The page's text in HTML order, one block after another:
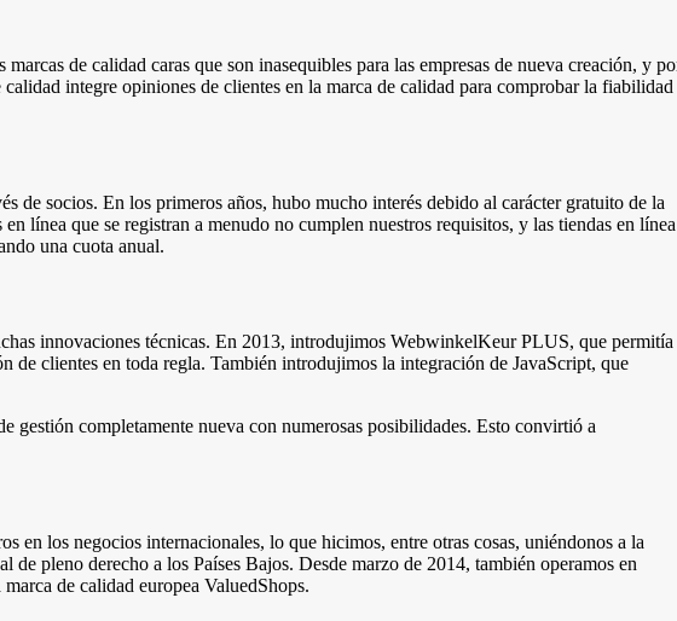
de calidad caras que son inasequibles para las empresas de nueva creación, y
integre opiniones de clientes en la marca de calidad para comprobar la fiabilidad
socios. En los primeros años, hubo mucho interés debido al carácter gratuito de la
línea que se registran a menudo no cumplen nuestros requisitos, y las tiendas en línea
una cuota anual.
innovaciones técnicas. En 2013, introdujimos WebwinkelKeur PLUS, que permitía
clientes en toda regla. También introdujimos la integración de JavaScript, que
completamente nueva con numerosas posibilidades. Esto convirtió a
en los negocios internacionales, lo que hicimos, entre otras cosas, uniéndonos a la
pleno derecho a los Países Bajos. Desde marzo de 2014, también operamos en
de calidad europea ValuedShops.